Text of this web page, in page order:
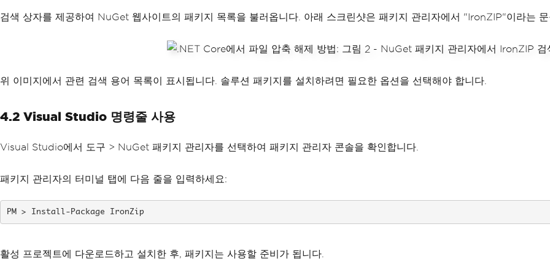
검색 상자를 제공하여 NuGet 웹사이트의 패키지 목록을 불러옵니다. 아래 스크린샷은 패키지 관리자에서 "IronZIP"이라는
위 이미지에서 관련 검색 용어 목록이 표시됩니다. 솔루션 패키지를 설치하려면 필요한 옵션을 선택해야 합니다.
4.2 Visual Studio 명령줄 사용
Visual Studio에서 도구 > NuGet 패키지 관리자를 선택하여 패키지 관리자 콘솔을 확인합니다.
패키지 관리자의 터미널 탭에 다음 줄을 입력하세요:
Install-Package IronZip
활성 프로젝트에 다운로드하고 설치한 후, 패키지는 사용할 준비가 됩니다.